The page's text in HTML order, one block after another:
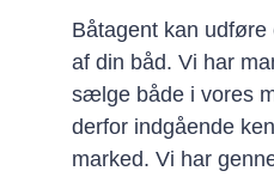
Båtagent kan
af din båd. Vi har
sælge både i vores
derfor indgående
marked. Vi har